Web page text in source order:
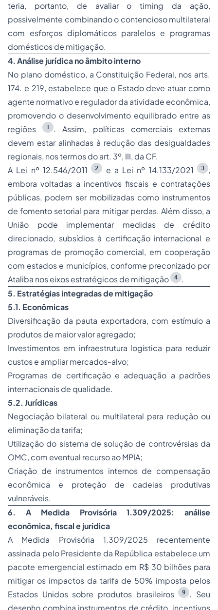
teria, portanto, de avaliar otiming da ação,
possivelmente combinando o contencioso multilateral
com esforços diplomáticos paralelos e programas
domésticos de mitigação.
4. Análise jurídica no âmbito interno
No plano doméstico, a Constituição Federal, nos arts.
174. e 219, estabelece que o Estado deve atuar como
agente normativo e regulador da atividade econômica,
promovendo o desenvolvimento equilibrado entre as
regiões
1
. Assim, políticas comerciais externas
devem estar alinhadas à redução das desigualdades
regionais, nos termos do art. 3º, III, da CF.
A Lei nº 12.546/2011 2 e a Lei nº 14.133/2021 3
,
embora voltadas a incentivos fiscais e contratações
públicas, podem ser mobilizadas como instrumentos
de fomento setorial para mitigar perdas. Além disso, a
União pode implementar medidas de crédito
direcionado, subsídios à certificação internacional e
programas de promoção comercial, em cooperação
com estados e municípios, conforme preconizado por
Ataliba nos eixos estratégicos de mitigação
4
.
5. Estratégias integradas de mitigação
5.1. Econômicas
Diversificação da pauta exportadora, com estímulo a
produtos de maior valor agregado;
Investimentos em infraestrutura logística para reduzir
custos e ampliar mercados-alvo;
Programas de certificação e adequação a padrões
internacionais de qualidade.
5.2. Jurídicas
Negociação bilateral ou multilateral para redução ou
eliminação da tarifa;
Utilização do sistema de solução de controvérsias da
OMC, com eventual recurso ao MPIA;
Criação de instrumentos internos de compensação
econômica e proteção de cadeias produtivas
vulneráveis.
6. A Medida Provisória 1.309/2025: análise
econômica, fiscal e jurídica
A Medida Provisória 1.309/2025 recentemente
assinada pelo Presidente da República estabelece um
pacote emergencial estimado em R$ 30 bilhões para
mitigar os impactos da tarifa de 50% imposta pelos
Estados Unidos sobre produtos brasileiros 9
. Seu